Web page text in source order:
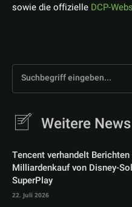
sowie die offizielle DCP-
Suchbegriff eingeben...
Weitere News
Tencent verhandelt
Milliardenkauf von Disney-
SuperPlay
22. Juli 2026